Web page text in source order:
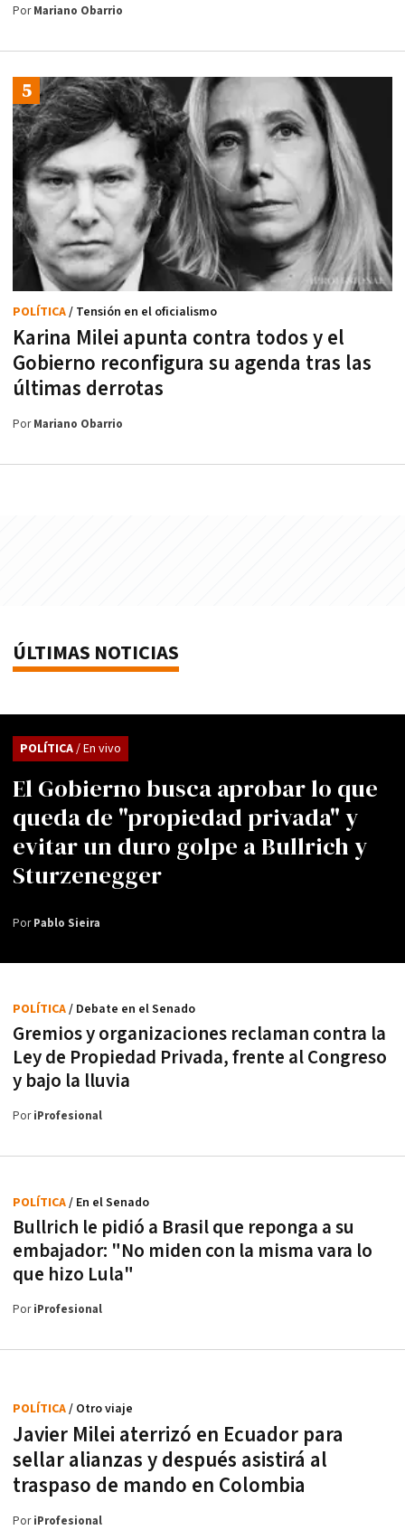
PorMariano Obarrio
Karina Milei apunta contra todos y el
Gobierno reconfigura su agenda tras las
últimas derrotas
POLÍTICA/ Tensión en el oficialismo
PorMariano Obarrio
ÚLTIMAS NOTICIAS
El Gobierno busca aprobar lo que
queda de "propiedad privada" y
evitar un duro golpe a Bullrich y
Sturzenegger
POLÍTICA/ En vivo
PorPablo Sieira
Gremios y organizaciones reclaman contra la
Ley de Propiedad Privada, frente al Congreso
y bajo la lluvia
POLÍTICA/ Debate en el Senado
PoriProfesional
Bullrich le pidió a Brasil que reponga a su
embajador: "No miden con la misma vara lo
que hizo Lula"
POLÍTICA/ En el Senado
PoriProfesional
Javier Milei aterrizó en Ecuador para
sellar alianzas y después asistirá al
traspaso de mando en Colombia
POLÍTICA/ Otro viaje
PoriProfesional